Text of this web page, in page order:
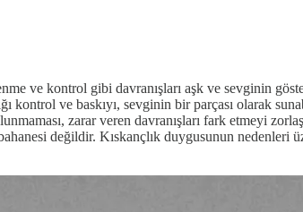
ve kontrol gibi davranışları aşk ve sevginin
kontrol ve baskıyı, sevginin bir parçası olarak
zarar veren davranışları fark etmeyi
değildir. Kıskançlık duygusunun nedenleri